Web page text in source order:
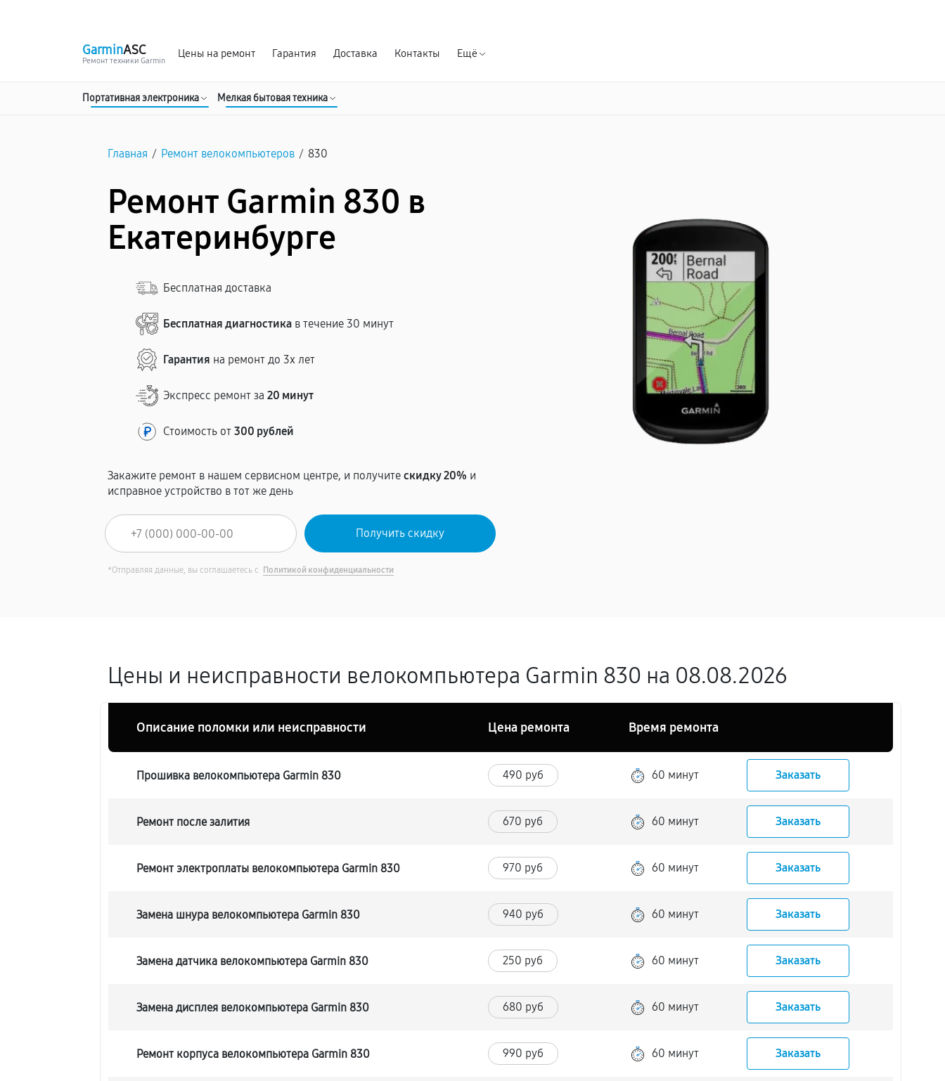
GarminASC
Ремонт техники Garmin
Цены на ремонт Гарантия Доставка Контакты Ещё
Портативная электроника Мелкая бытовая техника
Главная / Ремонт велокомпьютеров / 830
Ремонт Garmin 830 в
Екатеринбурге
Бесплатная доставка
Бесплатная диагностика в течение 30 минут
Гарантия на ремонт до 3х лет
Экспресс ремонт за20 минут
Стоимость от300 рублей
Закажите ремонт в нашем сервисном центре, и получитескидку 20% и
исправное устройство в тот же день
*Отправляя данные, вы соглашаетесь с Политикой конфиденциальности
Цены и неисправности велокомпьютера Garmin 830 на 08.08.2026
Описание поломки или неисправности Цена ремонта Время ремонта
Прошивка велокомпьютера Garmin 830 490 руб 60 минут Заказать
Ремонт после залития 670 руб 60 минут Заказать
Ремонт электроплаты велокомпьютера Garmin 830 970 руб 60 минут Заказать
Замена шнура велокомпьютера Garmin 830 940 руб 60 минут Заказать
Замена датчика велокомпьютера Garmin 830 250 руб 60 минут Заказать
Замена дисплея велокомпьютера Garmin 830 680 руб 60 минут Заказать
Ремонт корпуса велокомпьютера Garmin 830 990 руб 60 минут Заказать